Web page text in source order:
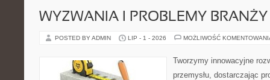
WYZWANIA I PROBLEMY BRANŻY
POSTED BY ADMIN LIP - 1 - 2026 MOŻLIWOŚĆ
Tworzymy innowacyjne
przemysłu, dostarczając